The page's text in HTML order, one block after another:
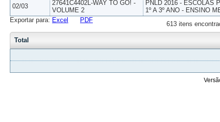
02/03
27641C4402L-WAY TO GO! -
VOLUME 2
PNLD 2016 - ESCOLAS
1º A 3º ANO - ENSINO
613 itens
Exportar para: Excel PDF
Total